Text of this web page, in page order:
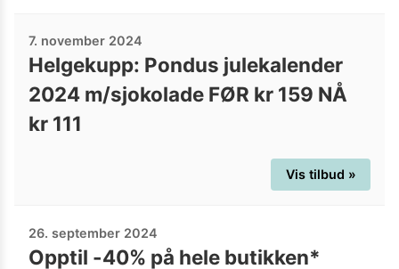
7. november 2024
Helgekupp: Pondus julekalender
2024 m/sjokolade FØR kr 159 NÅ
kr 111
Vis tilbud »
26. september 2024
Opptil -40% på hele butikken*